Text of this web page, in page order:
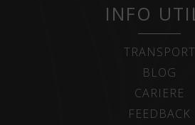
INFO
TRANSPORT
BLOG
CARIERE
FEEDBACK